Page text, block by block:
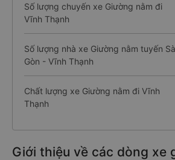
Số lượng chuyến xe Giường nằm đi
Vĩnh Thạnh
Số lượng nhà xe Giường nằm tuyến
Gòn - Vĩnh Thạnh
Chất lượng xe Giường nằm đi Vĩnh
Thạnh
Giới thiệu về các dòng xe